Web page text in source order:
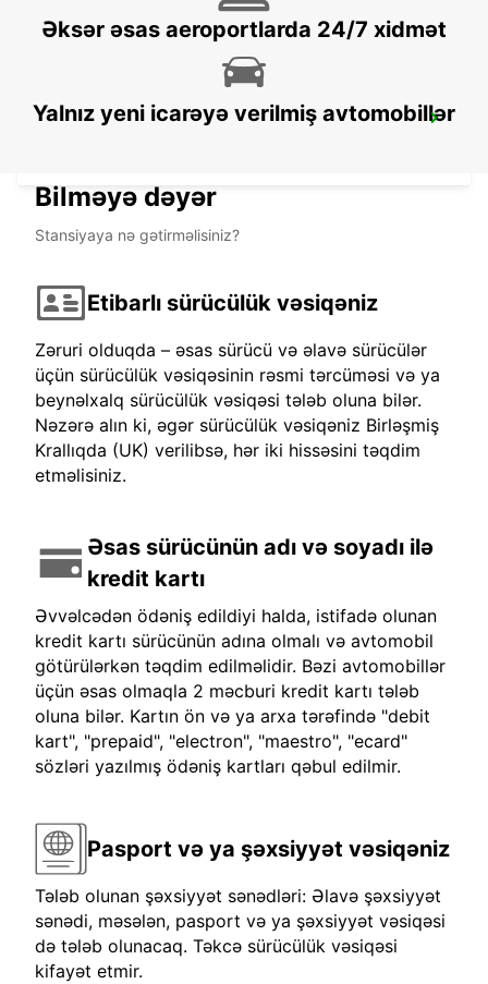
THE ARCADE - HILTON TRINIDAD
Əksər əsas aeroportlarda 24/7 xidmət
Yalnız yeni icarəyə verilmiş avtomobillər
Bilməyə dəyər
Stansiyaya nə gətirməlisiniz?
Etibarlı sürücülük vəsiqəniz
Zəruri olduqda – əsas sürücü və əlavə sürücülər
üçün sürücülük vəsiqəsinin rəsmi tərcüməsi və ya
beynəlxalq sürücülük vəsiqəsi tələb oluna bilər.
Nəzərə alın ki, əgər sürücülük vəsiqəniz Birləşmiş
Krallıqda (UK) verilibsə, hər iki hissəsini təqdim
etməlisiniz.
Əsas sürücünün adı və soyadı ilə
kredit kartı
Əvvəlcədən ödəniş edildiyi halda, istifadə olunan
kredit kartı sürücünün adına olmalı və avtomobil
götürülərkən təqdim edilməlidir. Bəzi avtomobillər
üçün əsas olmaqla 2 məcburi kredit kartı tələb
oluna bilər. Kartın ön və ya arxa tərəfində "debit
kart", "prepaid", "electron", "maestro", "ecard"
sözləri yazılmış ödəniş kartları qəbul edilmir.
Pasport və ya şəxsiyyət vəsiqəniz
Tələb olunan şəxsiyyət sənədləri: Əlavə şəxsiyyət
sənədi, məsələn, pasport və ya şəxsiyyət vəsiqəsi
də tələb olunacaq. Təkcə sürücülük vəsiqəsi
kifayət etmir.